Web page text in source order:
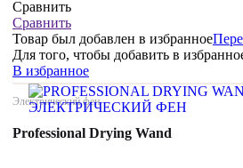
Сравнить
Сравнить
Товар был добавлен в избранное
Для того, чтобы добавить в
В избранное
Электрический фен
Professional Drying Wand